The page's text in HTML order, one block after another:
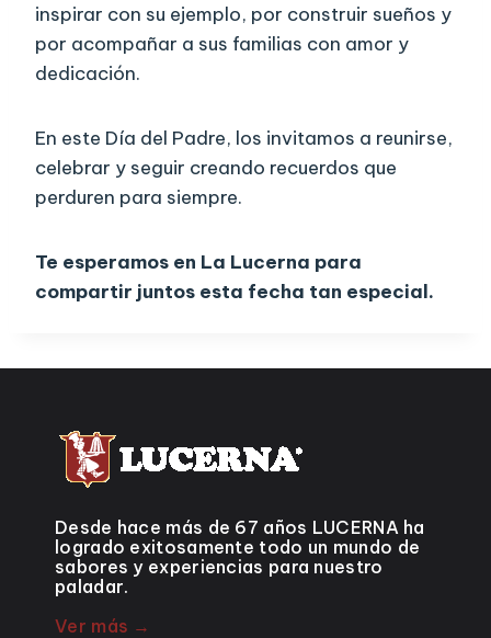
inspirar con su ejemplo, por construir sueños y
por acompañar a sus familias con amor y
dedicación.
En este Día del Padre, los invitamos a reunirse,
celebrar y seguir creando recuerdos que
perduren para siempre.
Te esperamos en La Lucerna para
compartir juntos esta fecha tan especial.
Desde hace más de 67 años LUCERNA ha
logrado exitosamente todo un mundo de
sabores y experiencias para nuestro
paladar.
Ver más →